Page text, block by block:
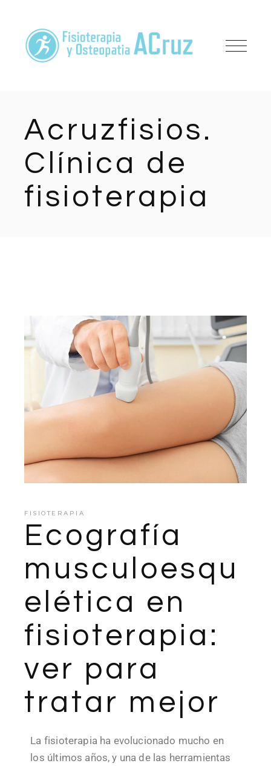
Acruzfisios.
Clínica de
fisioterapia
FISIOTERAPIA
Ecografía
musculoesqu
elética en
fisioterapia:
ver para
tratar mejor
La fisioterapia ha evolucionado mucho en
los últimos años, y una de las herramientas